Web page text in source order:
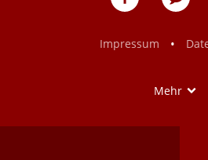
Impressum
•
Mehr